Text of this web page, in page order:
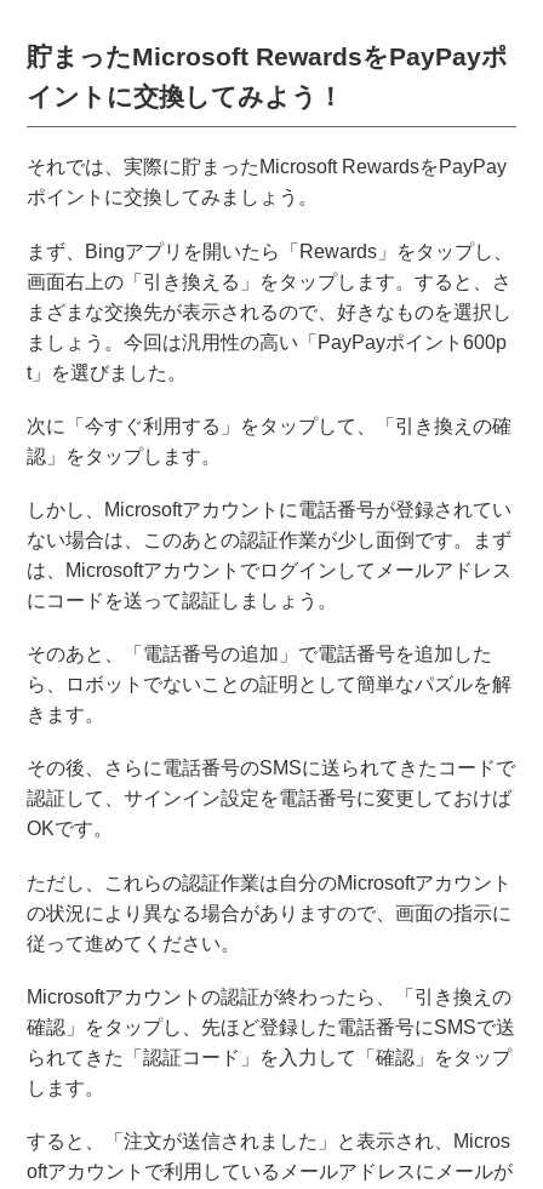
貯まったMicrosoft RewardsをPayPayポ
イントに交換してみよう！
それでは、実際に貯まったMicrosoft RewardsをPayPay
ポイントに交換してみましょう。
まず、Bingアプリを開いたら「Rewards」をタップし、
画面右上の「引き換える」をタップします。すると、さ
まざまな交換先が表示されるので、好きなものを選択し
ましょう。今回は汎用性の高い「PayPayポイント600p
t」を選びました。
次に「今すぐ利用する」をタップして、「引き換えの確
認」をタップします。
しかし、Microsoftアカウントに電話番号が登録されてい
ない場合は、このあとの認証作業が少し面倒です。まず
は、Microsoftアカウントでログインしてメールアドレス
にコードを送って認証しましょう。
そのあと、「電話番号の追加」で電話番号を追加した
ら、ロボットでないことの証明として簡単なパズルを解
きます。
その後、さらに電話番号のSMSに送られてきたコードで
認証して、サインイン設定を電話番号に変更しておけば
OKです。
ただし、これらの認証作業は自分のMicrosoftアカウント
の状況により異なる場合がありますので、画面の指示に
従って進めてください。
Microsoftアカウントの認証が終わったら、「引き換えの
確認」をタップし、先ほど登録した電話番号にSMSで送
られてきた「認証コード」を入力して「確認」をタップ
します。
すると、「注文が送信されました」と表示され、Micros
oftアカウントで利用しているメールアドレスにメールが